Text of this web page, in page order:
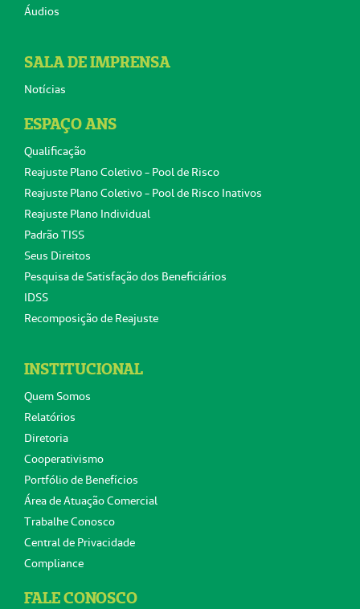
Áudios
SALA DE IMPRENSA
Notícias
ESPAÇO ANS
Qualificação
Reajuste Plano Coletivo - Pool de Risco
Reajuste Plano Coletivo - Pool de Risco Inativos
Reajuste Plano Individual
Padrão TISS
Seus Direitos
Pesquisa de Satisfação dos Beneficiários
IDSS
Recomposição de Reajuste
INSTITUCIONAL
Quem Somos
Relatórios
Diretoria
Cooperativismo
Portfólio de Benefícios
Área de Atuação Comercial
Trabalhe Conosco
Central de Privacidade
Compliance
FALE CONOSCO